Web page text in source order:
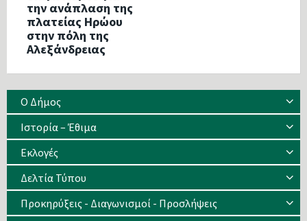
την ανάπλαση της
πλατείας Ηρώου
στην πόλη της
Αλεξάνδρειας
Ο Δήμος
Ιστορία – Έθιμα
Eκλογές
Δελτία Τύπου
Προκηρύξεις - Διαγωνισμοί - Προσλήψεις